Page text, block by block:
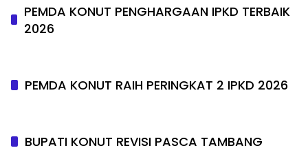
PEMDA KONUT PENGHARGAAN IPKD TERBAIK
2026
PEMDA KONUT RAIH PERINGKAT 2 IPKD 2026
BUPATI KONUT REVISI PASCA TAMBANG